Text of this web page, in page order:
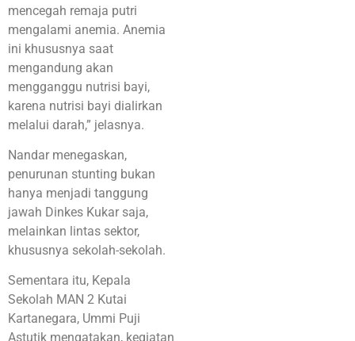
mencegah remaja putri
mengalami anemia. Anemia
ini khususnya saat
mengandung akan
mengganggu nutrisi bayi,
karena nutrisi bayi dialirkan
melalui darah,” jelasnya.
Nandar menegaskan,
penurunan stunting bukan
hanya menjadi tanggung
jawah Dinkes Kukar saja,
melainkan lintas sektor,
khususnya sekolah-sekolah.
Sementara itu, Kepala
Sekolah MAN 2 Kutai
Kartanegara, Ummi Puji
Astutik mengatakan, kegiatan